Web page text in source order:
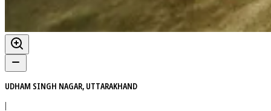
UDHAM SINGH NAGAR, UTTARAKHAND
|